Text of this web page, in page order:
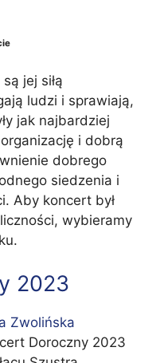
jej siłą
ludzi i sprawiają,
jak najbardziej
i dobrą
dobrego
siedzenia i
Aby koncert był
wybieramy
2023
Zwolińska
Doroczny 2023